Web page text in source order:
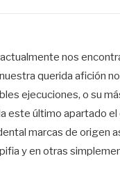
nos
querida afición
ejecuciones, o su
este último apartado
marcas de origen
y en otras